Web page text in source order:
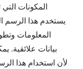
المكونات
يستخدم هذا الرسم
المعلومات
بيانات